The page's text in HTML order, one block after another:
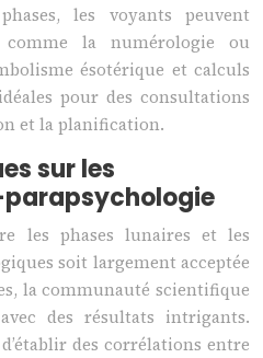
les voyants peuvent
comme la numérologie ou
ésotérique et calculs
pour des consultations
et la planification.
sur les
les phases lunaires et les
soit largement acceptée
la communauté scientifique
des résultats intrigants.
des corrélations entre